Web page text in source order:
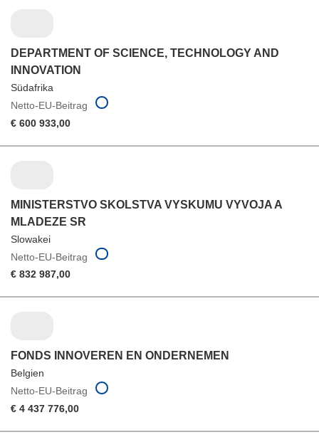
DEPARTMENT OF SCIENCE, TECHNOLOGY AND
INNOVATION
Südafrika
Netto-EU-Beitrag
€ 600 933,00
MINISTERSTVO SKOLSTVA VYSKUMU VYVOJA A
MLADEZE SR
Slowakei
Netto-EU-Beitrag
€ 832 987,00
FONDS INNOVEREN EN ONDERNEMEN
Belgien
Netto-EU-Beitrag
€ 4 437 776,00